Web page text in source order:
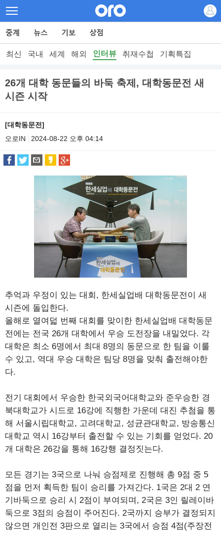
최신 국내 세계 해외 인터뷰 취재수첩 기획특집
26개 대학 동문들의 바둑 축제, 대학동문전 새
시즌 시작
[대학동문전]
오로IN
2024-08-22 오후 04:14
추억과 우정이 있는 대회, 한세실업배 대학동문전이 새
시즌에 돌입한다.
올해로 열여덟 번째 대회를 맞이한 한세실업배 대학동문
전에는 전국 26개 대학에서 우승 도전장을 내밀었다. 각
대학은 최소 6명에서 최대 8명의 동문으로 한 팀을 이룰
수 있고, 역대 우승 대학은 팀당 8명을 맞춰 출전해야한
다.
전기 대회에서 우승한 한국외국어대학교와 준우승한 경
북대학교가 시드로 16강에 직행한 가운데 대진 추첨을 통
해 서울시립대학교, 고려대학교, 성균관대학교, 방송통신
대학교 역시 16강부터 출전할 수 있는 기회를 얻었다. 20
개 대학은 26강을 통해 16강행 결정짓는다.
모든 경기는 3국으로 나눠 승점제로 진행해 총 9점 중 5
점을 먼저 획득한 팀이 승리를 가져간다. 1국은 2대 2 연
기바둑으로 승리 시 2점이 부여되며, 2국은 3인 릴레이바
둑으로 3점의 승점이 주어진다. 2국까지 승부가 결정되지
않으면 개인전 3판으로 열리는 3국에서 승점 4점(주장전